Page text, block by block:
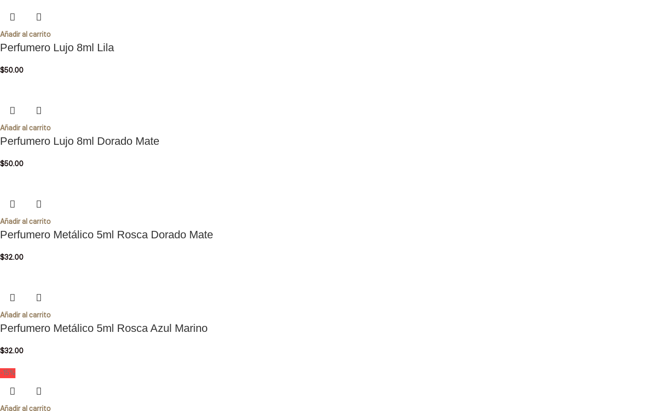
Añadir al carrito
Perfumero Lujo 8ml Lila
$50.00
Añadir al carrito
Perfumero Lujo 8ml Dorado Mate
$50.00
Añadir al carrito
Perfumero Metálico 5ml Rosca Dorado Mate
$32.00
Añadir al carrito
Perfumero Metálico 5ml Rosca Azul Marino
$32.00
-15%
Añadir al carrito